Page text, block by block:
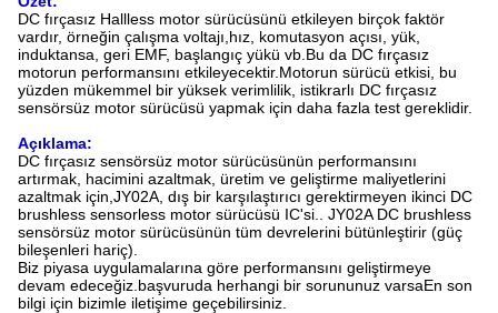
DC fırçasız Hallless motor sürücüsünü etkileyen birçok faktör
vardır, örneğin çalışma voltajı,hız, komutasyon açısı, yük,
induktansa, geri EMF, başlangıç yükü vb.Bu da DC fırçasız
motorun performansını etkileyecektir.Motorun sürücü etkisi, bu
yüzden mükemmel bir yüksek verimlilik, istikrarlı DC fırçasız
sensörsüz motor sürücüsü yapmak için daha fazla test gereklidir.
Açıklama:
DC fırçasız sensörsüz motor sürücüsünün performansını
artırmak, hacimini azaltmak, üretim ve geliştirme maliyetlerini
azaltmak için,JY02A, dış bir karşılaştırıcı gerektirmeyen ikinci DC
brushless sensorless motor sürücüsü IC'si.. JY02A DC brushless
sensörsüz motor sürücüsünün tüm devrelerini bütünleştirir (güç
bileşenleri hariç).
Biz piyasa uygulamalarına göre performansını geliştirmeye
devam edeceğiz.başvuruda herhangi bir sorununuz varsaEn son
bilgi için bizimle iletişime geçebilirsiniz.